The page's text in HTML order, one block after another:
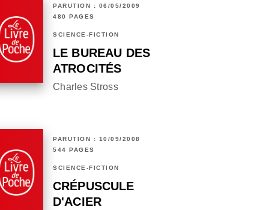
PARUTION : 06/05/2009
480 PAGES
SCIENCE-FICTION
LE BUREAU DES
ATROCITÉS
Charles Stross
PARUTION : 10/09/2008
544 PAGES
SCIENCE-FICTION
CRÉPUSCULE
D'ACIER